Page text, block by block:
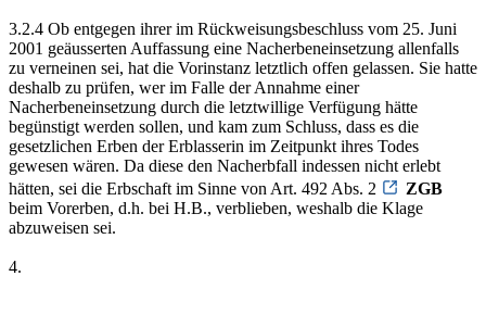
3.2.4 Ob entgegen ihrer im Rückweisungsbeschluss vom 25. Juni
2001 geäusserten Auffassung eine Nacherbeneinsetzung allenfalls
zu verneinen sei, hat die Vorinstanz letztlich offen gelassen. Sie hatte
deshalb zu prüfen, wer im Falle der Annahme einer
Nacherbeneinsetzung durch die letztwillige Verfügung hätte
begünstigt werden sollen, und kam zum Schluss, dass es die
gesetzlichen Erben der Erblasserin im Zeitpunkt ihres Todes
gewesen wären. Da diese den Nacherbfall indessen nicht erlebt
hätten, sei die Erbschaft im Sinne von Art. 492 Abs. 2
ZGB
beim Vorerben, d.h. bei H.B., verblieben, weshalb die Klage
abzuweisen sei.
4.